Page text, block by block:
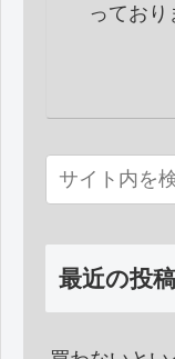
ってお
最近の投稿